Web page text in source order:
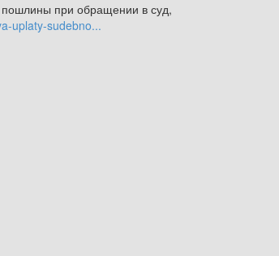
пошлины при обращении в суд,
uplaty-sudebno...